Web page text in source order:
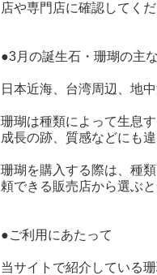
店や専門店に確認してく
●3月の誕生石・珊瑚の主
日本近海、台湾周辺、地
珊瑚は種類によって生息
成長の跡、質感などにも
珊瑚を購入する際は、種
頼できる販売店から選ぶ
●ご利用にあたって
当サイトで紹介している